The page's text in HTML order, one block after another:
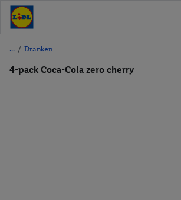
/ Dranken
4-pack Coca-Cola zero cherry